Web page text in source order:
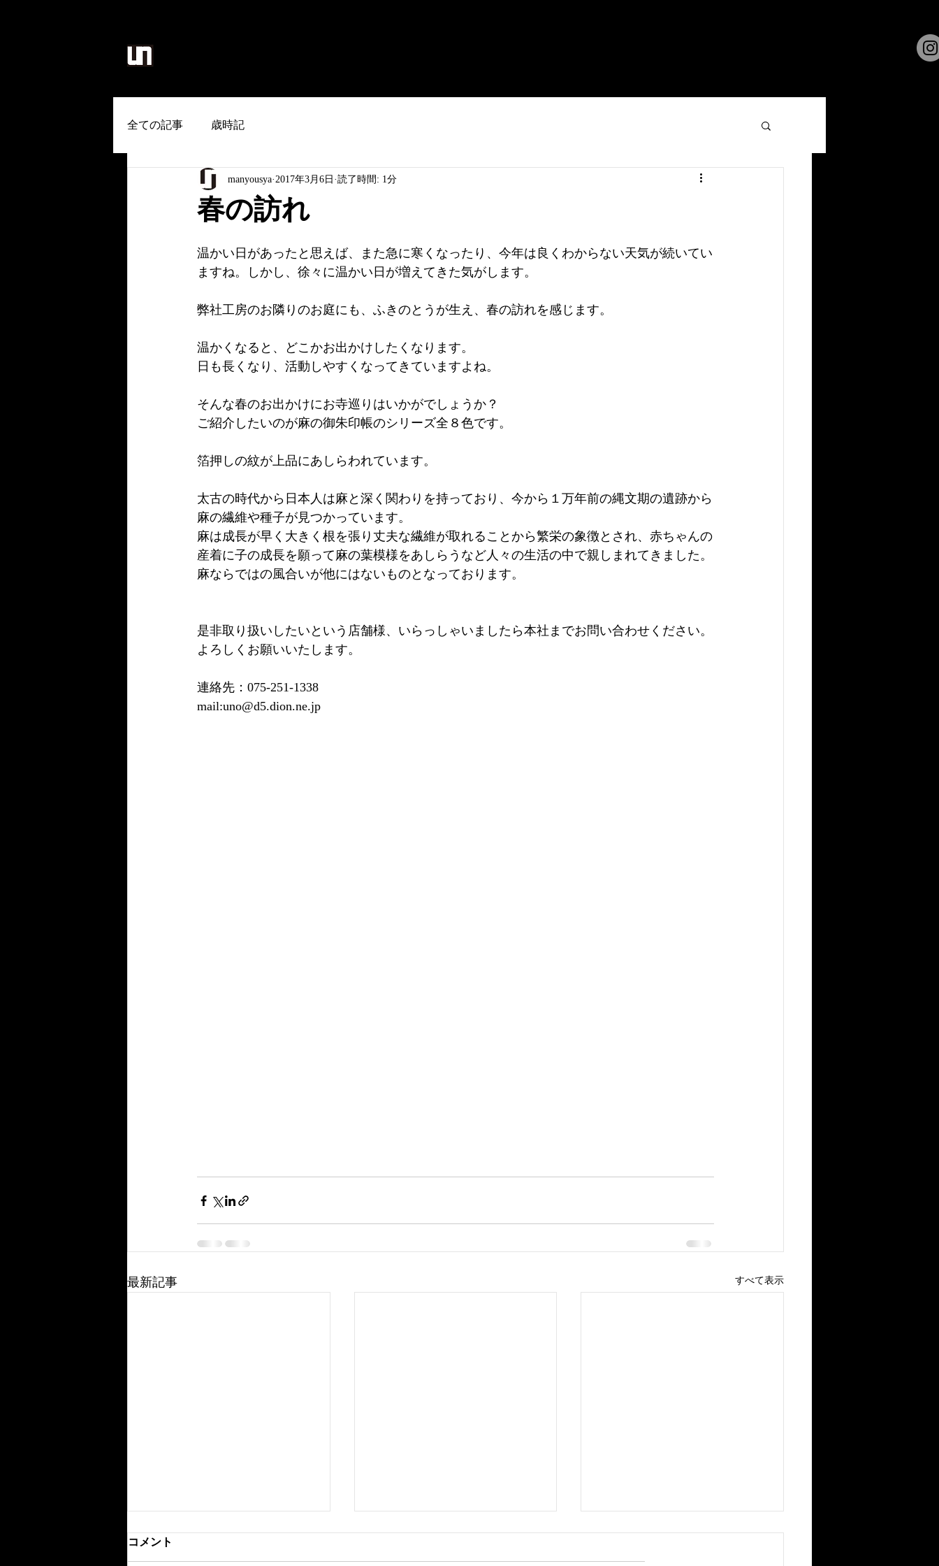
全ての記事 歳時記
春の訪れ
manyousya 2017年3月6日 読了時間: 1分
温かい日があったと思えば、また急に寒くなったり、今年は良くわからない天気が続いてい
ますね。しかし、徐々に温かい日が増えてきた気がします。
弊社工房のお隣りのお庭にも、ふきのとうが生え、春の訪れを感じます。
温かくなると、どこかお出かけしたくなります。
日も長くなり、活動しやすくなってきていますよね。
そんな春のお出かけにお寺巡りはいかがでしょうか？
ご紹介したいのが麻の御朱印帳のシリーズ全８色です。
箔押しの紋が上品にあしらわれています。
太古の時代から日本人は麻と深く関わりを持っており、今から１万年前の縄文期の遺跡から
麻の繊維や種子が見つかっています。
麻は成長が早く大きく根を張り丈夫な繊維が取れることから繁栄の象徴とされ、赤ちゃんの
産着に子の成長を願って麻の葉模様をあしらうなど人々の生活の中で親しまれてきました。
麻ならではの風合いが他にはないものとなっております。
是非取り扱いしたいという店舗様、いらっしゃいましたら本社までお問い合わせください。
よろしくお願いいたします。
連絡先：075-251-1338
mail:uno@d5.dion.ne.jp
最新記事 すべて表示
コメント